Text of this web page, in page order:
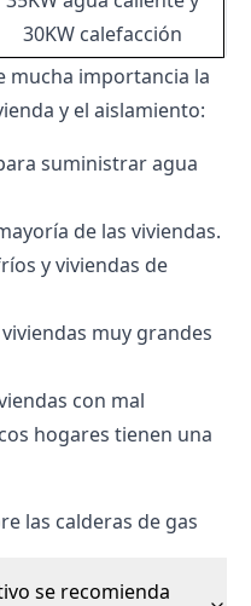
30KW calefacción
mucha importancia la
y el aislamiento:
suministrar agua
de las viviendas.
y viviendas de
muy grandes
con mal
hogares tienen una
las calderas de gas
se recomienda